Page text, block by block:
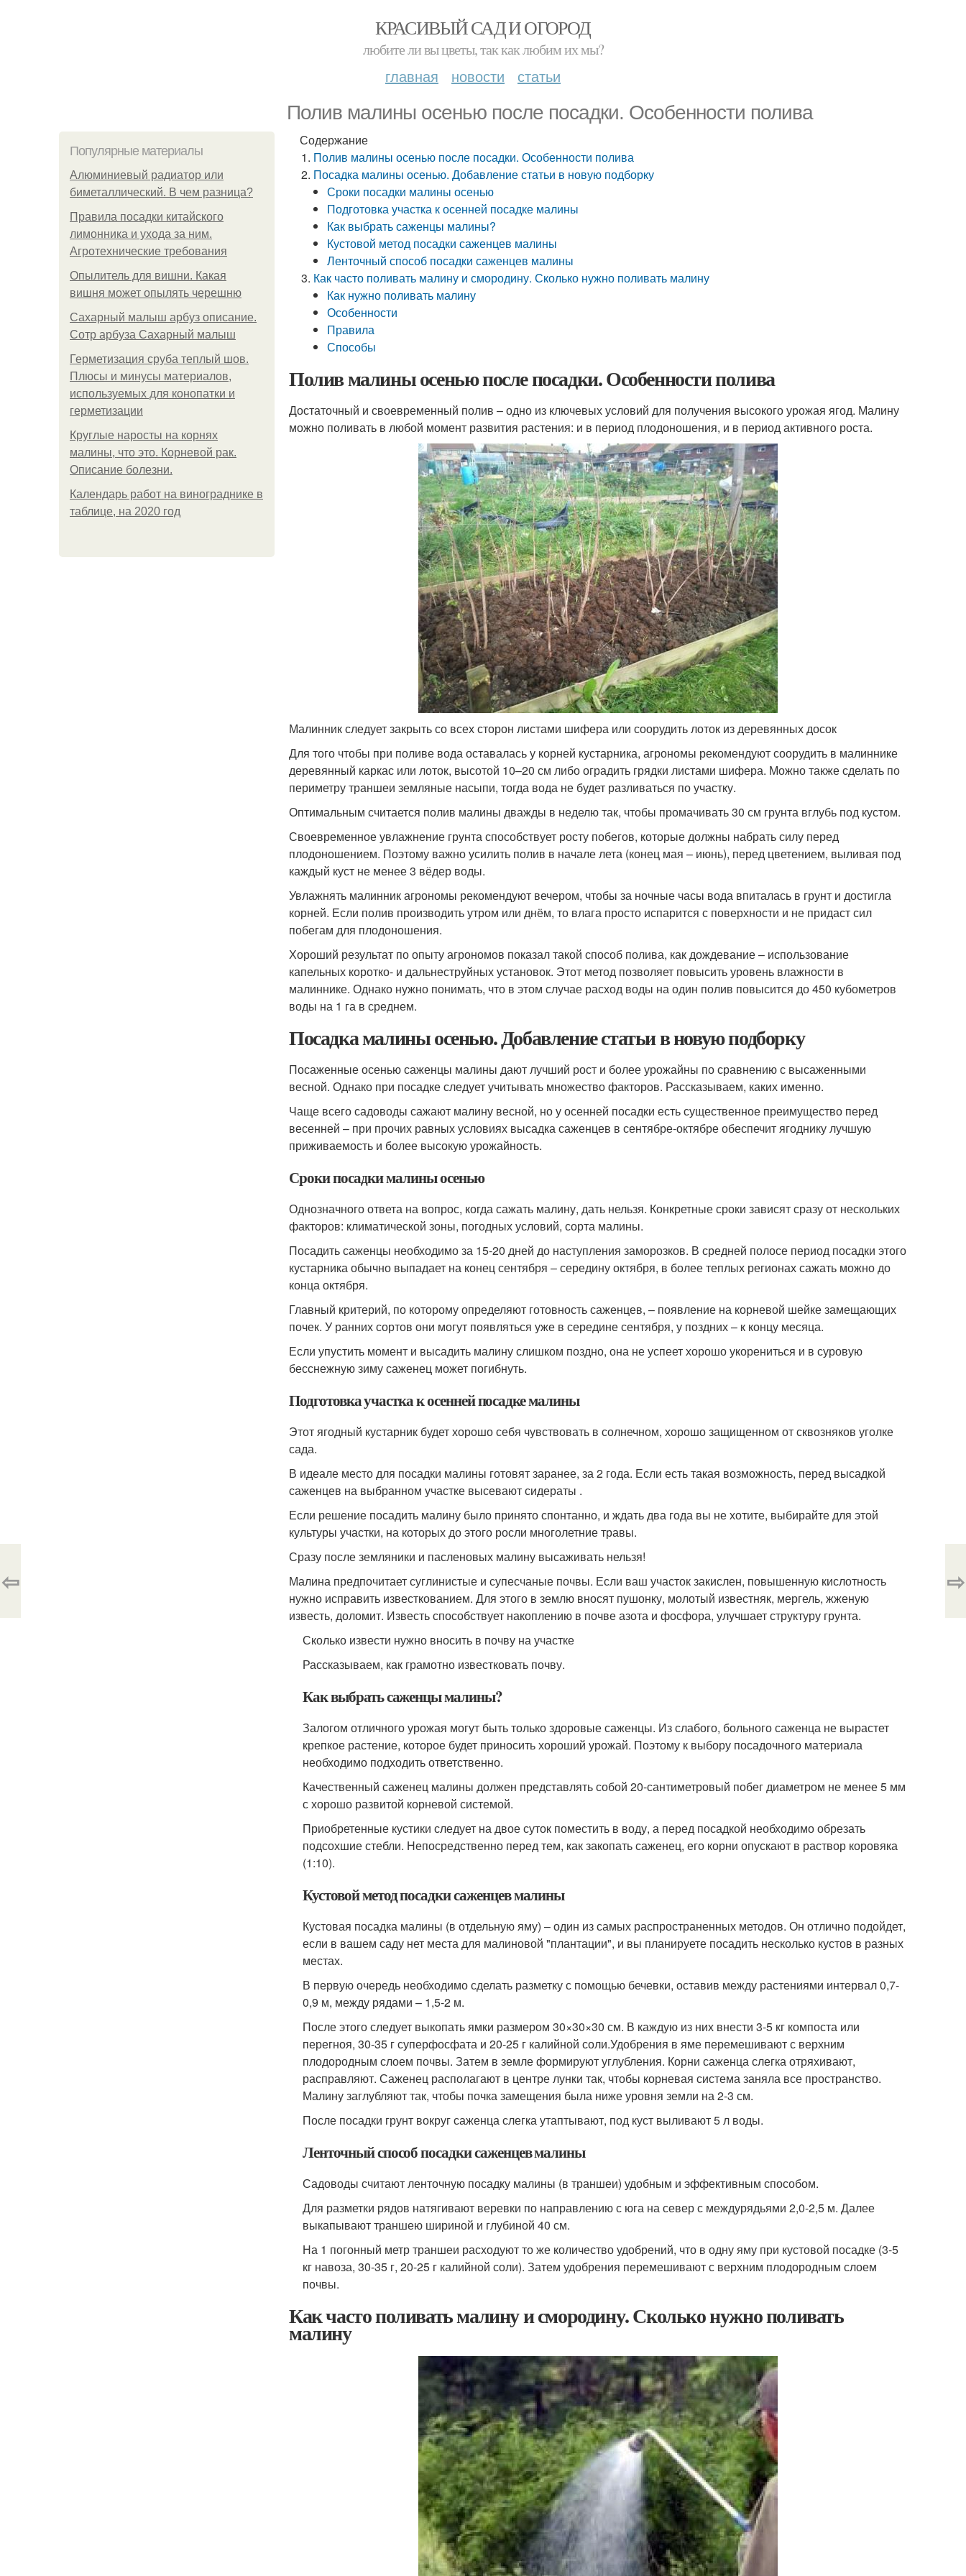
КРАСИВЫЙ САД И ОГОРОД
любите ли вы цветы, так как любим их мы?
главная новости статьи
Полив малины осенью после посадки. Особенности полива
Популярные материалы
Алюминиевый радиатор или
биметаллический. В чем разница?
Правила посадки китайского
лимонника и ухода за ним.
Агротехнические требования
Опылитель для вишни. Какая
вишня может опылять черешню
Сахарный малыш арбуз описание.
Сотр арбуза Сахарный малыш
Герметизация сруба теплый шов.
Плюсы и минусы материалов,
используемых для конопатки и
герметизации
Круглые наросты на корнях
малины, что это. Корневой рак.
Описание болезни.
Календарь работ на винограднике в
таблице, на 2020 год
Содержание
Полив малины осенью после посадки. Особенности полива
Посадка малины осенью. Добавление статьи в новую подборку
Сроки посадки малины осенью
Подготовка участка к осенней посадке малины
Как выбрать саженцы малины?
Кустовой метод посадки саженцев малины
Ленточный способ посадки саженцев малины
Как часто поливать малину и смородину. Сколько нужно поливать малину
Как нужно поливать малину
Особенности
Правила
Способы
Полив малины осенью после посадки. Особенности полива
Достаточный и своевременный полив – одно из ключевых условий для получения высокого урожая ягод. Малину
можно поливать в любой момент развития растения: и в период плодоношения, и в период активного роста.
Малинник следует закрыть со всех сторон листами шифера или соорудить лоток из деревянных досок
Для того чтобы при поливе вода оставалась у корней кустарника, агрономы рекомендуют соорудить в малиннике
деревянный каркас или лоток, высотой 10–20 см либо оградить грядки листами шифера. Можно также сделать по
периметру траншеи земляные насыпи, тогда вода не будет разливаться по участку.
Оптимальным считается полив малины дважды в неделю так, чтобы промачивать 30 см грунта вглубь под кустом.
Своевременное увлажнение грунта способствует росту побегов, которые должны набрать силу перед
плодоношением. Поэтому важно усилить полив в начале лета (конец мая – июнь), перед цветением, выливая под
каждый куст не менее 3 вёдер воды.
Увлажнять малинник агрономы рекомендуют вечером, чтобы за ночные часы вода впиталась в грунт и достигла
корней. Если полив производить утром или днём, то влага просто испарится с поверхности и не придаст сил
побегам для плодоношения.
Хороший результат по опыту агрономов показал такой способ полива, как дождевание – использование
капельных коротко- и дальнеструйных установок. Этот метод позволяет повысить уровень влажности в
малиннике. Однако нужно понимать, что в этом случае расход воды на один полив повысится до 450 кубометров
воды на 1 га в среднем.
Посадка малины осенью. Добавление статьи в новую подборку
Посаженные осенью саженцы малины дают лучший рост и более урожайны по сравнению с высаженными
весной. Однако при посадке следует учитывать множество факторов. Рассказываем, каких именно.
Чаще всего садоводы сажают малину весной, но у осенней посадки есть существенное преимущество перед
весенней – при прочих равных условиях высадка саженцев в сентябре-октябре обеспечит ягоднику лучшую
приживаемость и более высокую урожайность.
Сроки посадки малины осенью
Однозначного ответа на вопрос, когда сажать малину, дать нельзя. Конкретные сроки зависят сразу от нескольких
факторов: климатической зоны, погодных условий, сорта малины.
Посадить саженцы необходимо за 15-20 дней до наступления заморозков. В средней полосе период посадки этого
кустарника обычно выпадает на конец сентября – середину октября, в более теплых регионах сажать можно до
конца октября.
Главный критерий, по которому определяют готовность саженцев, – появление на корневой шейке замещающих
почек. У ранних сортов они могут появляться уже в середине сентября, у поздних – к концу месяца.
Если упустить момент и высадить малину слишком поздно, она не успеет хорошо укорениться и в суровую
бесснежную зиму саженец может погибнуть.
Подготовка участка к осенней посадке малины
Этот ягодный кустарник будет хорошо себя чувствовать в солнечном, хорошо защищенном от сквозняков уголке
сада.
В идеале место для посадки малины готовят заранее, за 2 года. Если есть такая возможность, перед высадкой
саженцев на выбранном участке высевают сидераты .
Если решение посадить малину было принято спонтанно, и ждать два года вы не хотите, выбирайте для этой
культуры участки, на которых до этого росли многолетние травы.
Сразу после земляники и пасленовых малину высаживать нельзя!
Малина предпочитает суглинистые и супесчаные почвы. Если ваш участок закислен, повышенную кислотность
нужно исправить известкованием. Для этого в землю вносят пушонку, молотый известняк, мергель, жженую
известь, доломит. Известь способствует накоплению в почве азота и фосфора, улучшает структуру грунта.
Сколько извести нужно вносить в почву на участке
Рассказываем, как грамотно известковать почву.
Как выбрать саженцы малины?
Залогом отличного урожая могут быть только здоровые саженцы. Из слабого, больного саженца не вырастет
крепкое растение, которое будет приносить хороший урожай. Поэтому к выбору посадочного материала
необходимо подходить ответственно.
Качественный саженец малины должен представлять собой 20-сантиметровый побег диаметром не менее 5 мм
с хорошо развитой корневой системой.
Приобретенные кустики следует на двое суток поместить в воду, а перед посадкой необходимо обрезать
подсохшие стебли. Непосредственно перед тем, как закопать саженец, его корни опускают в раствор коровяка
(1:10).
Кустовой метод посадки саженцев малины
Кустовая посадка малины (в отдельную яму) – один из самых распространенных методов. Он отлично подойдет,
если в вашем саду нет места для малиновой "плантации", и вы планируете посадить несколько кустов в разных
местах.
В первую очередь необходимо сделать разметку с помощью бечевки, оставив между растениями интервал 0,7-
0,9 м, между рядами – 1,5-2 м.
После этого следует выкопать ямки размером 30×30×30 см. В каждую из них внести 3-5 кг компоста или
перегноя, 30-35 г суперфосфата и 20-25 г калийной соли.Удобрения в яме перемешивают с верхним
плодородным слоем почвы. Затем в земле формируют углубления. Корни саженца слегка отряхивают,
расправляют. Саженец располагают в центре лунки так, чтобы корневая система заняла все пространство.
Малину заглубляют так, чтобы почка замещения была ниже уровня земли на 2-3 см.
После посадки грунт вокруг саженца слегка утаптывают, под куст выливают 5 л воды.
Ленточный способ посадки саженцев малины
Садоводы считают ленточную посадку малины (в траншеи) удобным и эффективным способом.
Для разметки рядов натягивают веревки по направлению с юга на север с междурядьями 2,0-2,5 м. Далее
выкапывают траншею шириной и глубиной 40 см.
На 1 погонный метр траншеи расходуют то же количество удобрений, что в одну яму при кустовой посадке (3-5
кг навоза, 30-35 г, 20-25 г калийной соли). Затем удобрения перемешивают с верхним плодородным слоем
почвы.
Как часто поливать малину и смородину. Сколько нужно поливать
малину
⇦ ⇨